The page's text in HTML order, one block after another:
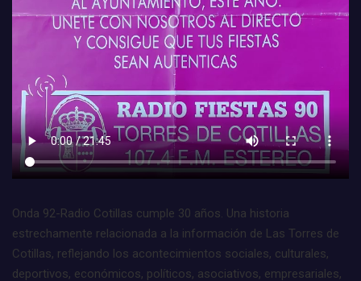
Onda 92-Radio Cotillas cumple 30 años. Una historia
estrechamente relacionada a la información de Las Torres de
Cotillas, reflejando los acontecimientos sociales, culturales,
deportivos, económicos, políticos, asociativos, empresariales,